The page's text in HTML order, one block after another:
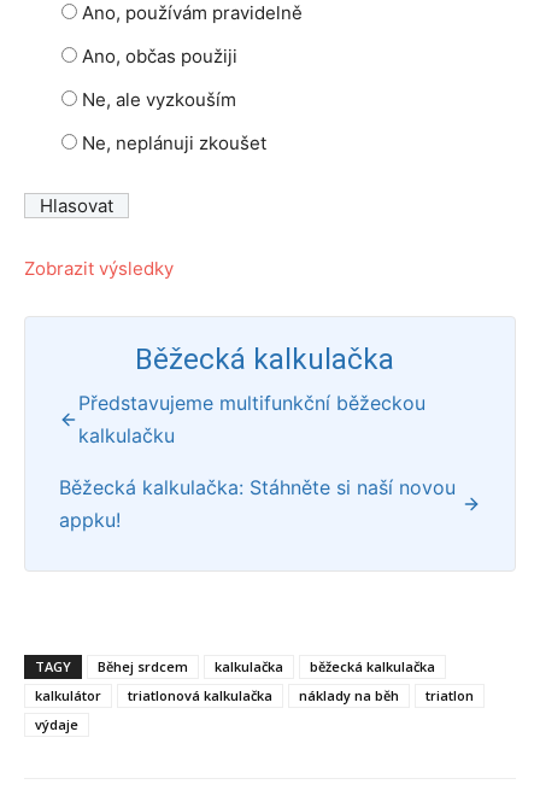
Ano, používám pravidelně
Ano, občas použiji
Ne, ale vyzkouším
Ne, neplánuji zkoušet
Zobrazit výsledky
Běžecká kalkulačka
Představujeme multifunkční běžeckou
kalkulačku
Běžecká kalkulačka: Stáhněte si naší novou
appku!
TAGY Běhej srdcem kalkulačka
běžecká kalkulačka
kalkulátor
triatlonová kalkulačka náklady na běh
triatlon
výdaje